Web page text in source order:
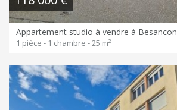
Appartement studio à vendre à Besancon
1 pièce - 1 chambre - 25 m²